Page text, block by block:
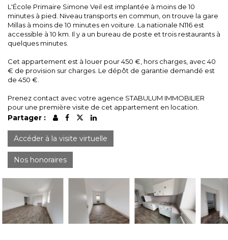
L'École Primaire Simone Veil est implantée à moins de 10
minutes à pied. Niveau transports en commun, on trouve la gare
Millas à moins de 10 minutes en voiture. La nationale N116 est
accessible à 10 km. Il y a un bureau de poste et trois restaurants à
quelques minutes.
Cet appartement est à louer pour 450 €, hors charges, avec 40
€ de provision sur charges. Le dépôt de garantie demandé est
de 450 €.
Prenez contact avec votre agence STABULUM IMMOBILIER
pour une première visite de cet appartement en location.
Partager :
Accéder à la visite virtuelle
Nos honoraires